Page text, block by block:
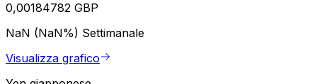
0,00184782 GBP
NaN (NaN%) Settimanale
Visualizza grafico